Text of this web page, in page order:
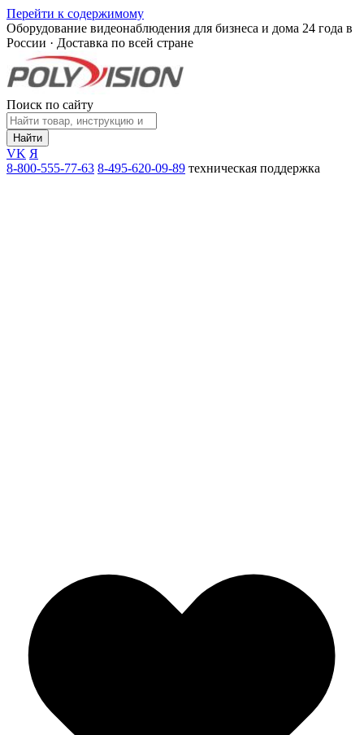
Перейти к содержимому
Оборудование видеонаблюдения для бизнеса и дома 24 года в
России · Доставка по всей стране
Поиск по сайту
Найти
VK Я
8-800-555-77-63 8-495-620-09-89 техническая поддержка